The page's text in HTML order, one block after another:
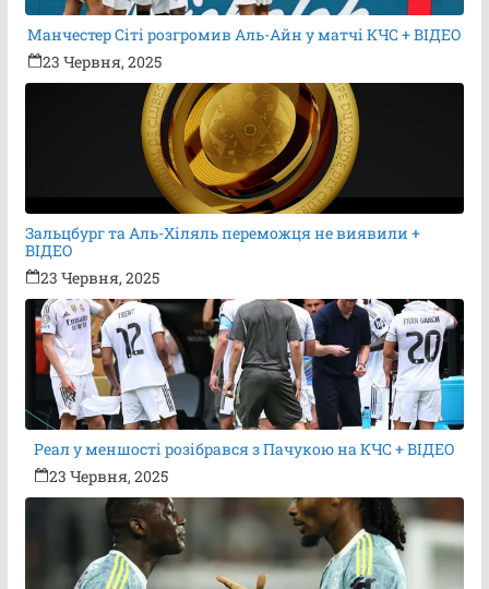
Манчестер Сіті розгромив Аль-Айн у матчі КЧС + ВІДЕО
23 Червня, 2025
Зальцбург та Аль-Хіляль переможця не виявили +
ВІДЕО
23 Червня, 2025
Реал у меншості розібрався з Пачукою на КЧС + ВІДЕО
23 Червня, 2025